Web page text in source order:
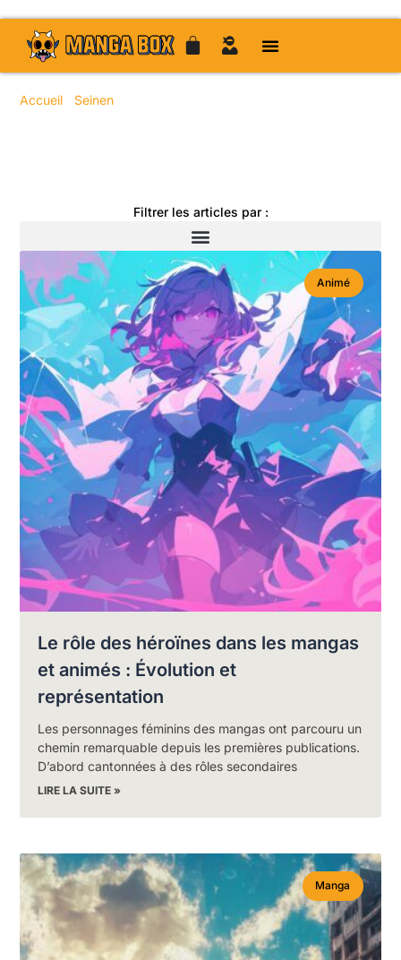
Accueil Seinen
Filtrer les articles par :
Animé
Le rôle des héroïnes dans les mangas
et animés : Évolution et
représentation
Les personnages féminins des mangas ont parcouru un
chemin remarquable depuis les premières publications.
D’abord cantonnées à des rôles secondaires
LIRE LA SUITE »
Manga